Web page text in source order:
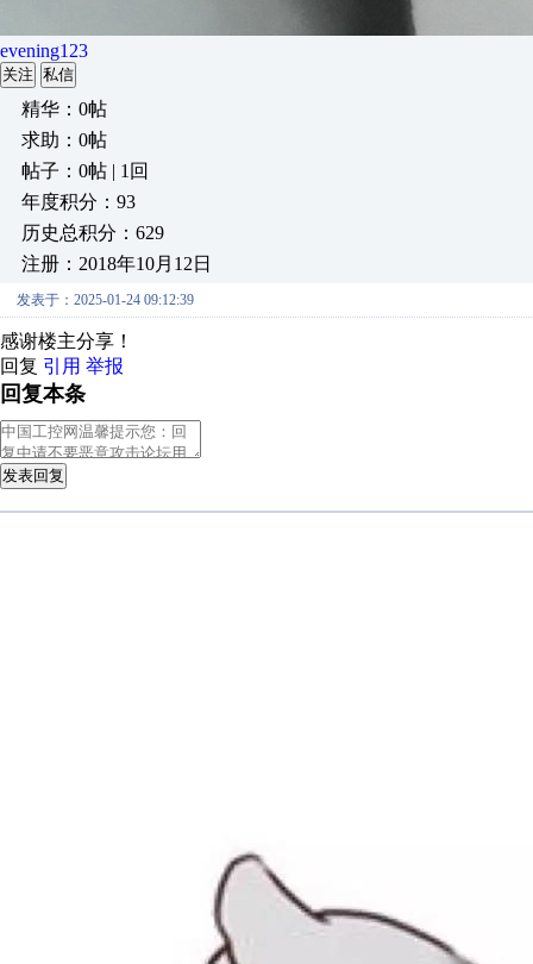
evening123
关注 私信
精华：0帖
求助：0帖
帖子：0帖 | 1回
年度积分：93
历史总积分：629
注册：2018年10月12日
发表于：2025-01-24 09:12:39
感谢楼主分享！
回复 引用 举报
回复本条
发表回复